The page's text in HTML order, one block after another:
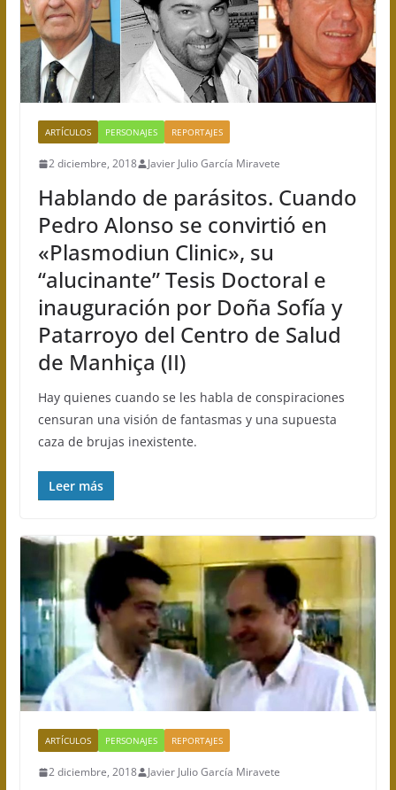
ARTÍCULOS PERSONAJES REPORTAJES
2 diciembre, 2018 Javier Julio García Miravete
Hablando de parásitos. Cuando
Pedro Alonso se convirtió en
«Plasmodiun Clinic», su
“alucinante” Tesis Doctoral e
inauguración por Doña Sofía y
Patarroyo del Centro de Salud
de Manhiça (II)
Hay quienes cuando se les habla de conspiraciones
censuran una visión de fantasmas y una supuesta
caza de brujas inexistente.
Leer más
ARTÍCULOS PERSONAJES REPORTAJES
2 diciembre, 2018 Javier Julio García Miravete